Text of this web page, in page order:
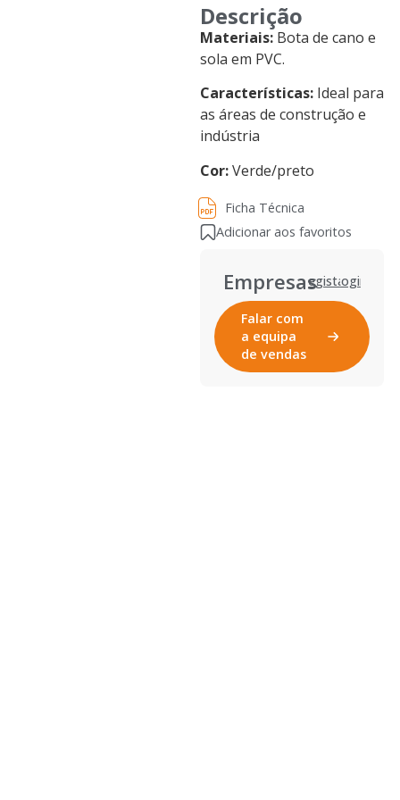
Descrição
Materiais: Bota de cano e
sola em PVC.
Características: Ideal para
as áreas de construção e
indústria
Cor:Verde/preto
Ficha Técnica
Adicionar aos favoritos
EmpresasRegistarLogin
Falar com
a equipa
de vendas